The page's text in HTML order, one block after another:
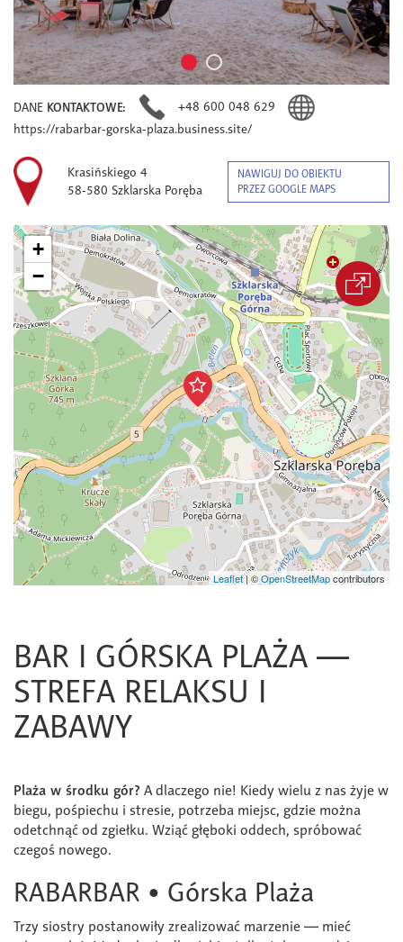
DANE KONTAKTOWE:
+48 600 048 629
https://rabarbar-gorska-plaza.business.site/
Krasińskiego 4
58-580 Szklarska Poręba
NAWIGUJ DO OBIEKTU
PRZEZ GOOGLE MAPS
+
−
Leaflet|©OpenStreetMapcontributors
BAR I GÓRSKA PLAŻA —
STREFA RELAKSU I
ZABAWY
Plaża w środku gór? A dlaczego nie! Kiedy wielu z nas żyje w
biegu, pośpiechu i stresie, potrzeba miejsc, gdzie można
odetchnąć od zgiełku. Wziąć głęboki oddech, spróbować
czegoś nowego.
RABARBAR • Górska Plaża
Trzy siostry postanowiły zrealizować marzenie — mieć